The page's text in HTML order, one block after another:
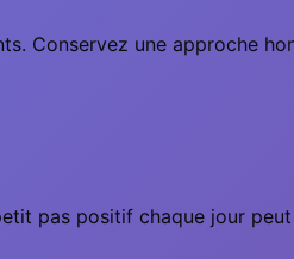
Conservez une approche
pas positif chaque jour